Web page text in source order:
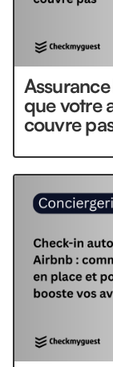
que votre
couvre